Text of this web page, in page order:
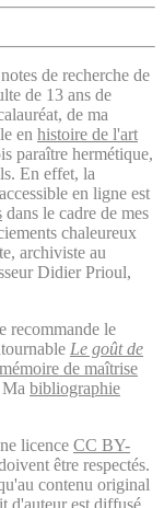
de recherche de
de 13 ans de
de ma
en histoire de l'art
paraître hermétique,
En effet, la
en ligne est
dans le cadre de mes
chaleureux
archiviste au
Didier Prioul,
recommande le
Le goût de
mémoire de maîtrise
Ma bibliographie
licence CC BY-
être respectés.
contenu original